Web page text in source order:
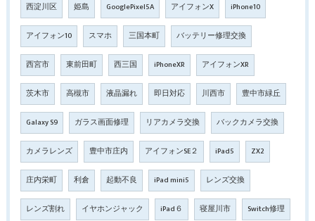
西淀川区 姫島 GooglePixel5A アイフォンX iPhone10
アイフォン10 スマホ 三国本町 バッテリー修理交換
西宮市 東前田町 西三国 iPhoneXR アイフォンXR
茨木市 高槻市 液晶漏れ 即日対応 川西市 豊中市緑丘
Galaxy S9 ガラス画面修理 リアカメラ交換 バックカメラ交換
カメラレンズ 豊中市庄内 アイフォンSE２ iPad5 ZX2
庄内栄町 利倉 起動不良 iPad mini5 レンズ交換
レンズ割れ イヤホンジャック iPad６ 寝屋川市 Switch修理